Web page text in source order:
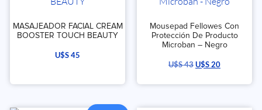
MASAJEADOR FACIAL CREAM
BOOSTER TOUCH BEAUTY
U$S45
Mousepad Fellowes Con
Protección De Producto
Microban – Negro
U$S43U$S20